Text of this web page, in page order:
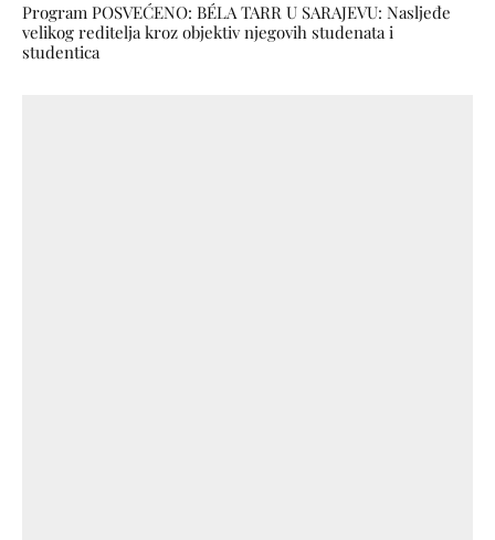
Program POSVEĆENO: BÉLA TARR U SARAJEVU: Nasljeđe
velikog reditelja kroz objektiv njegovih studenata i
studentica